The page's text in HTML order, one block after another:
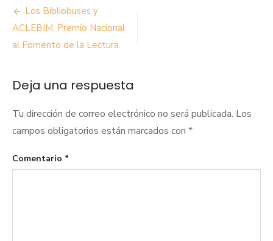
Navegación
de
entradas
Los Bibliobuses y
ACLEBIM, Premio Nacional
al Fomento de la Lectura.
Deja una respuesta
Tu dirección de correo electrónico no será publicada. Los
campos obligatorios están marcados con *
Comentario *